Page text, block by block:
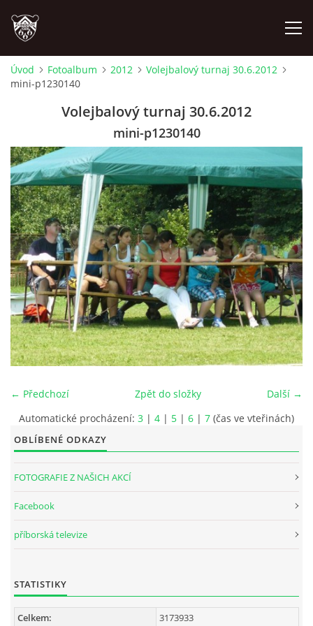
ÚVOD
PROBĚHLÉ AKCE
NOVINKY
FOTOALBUM
VIDEA
INTERNÍ SEKCE
Úvod Fotoalbum 2012
Volejbalový turnaj 30.6.2012
mini-p1230140
Volejbalový turnaj 30.6.2012
mini-p1230140
← Předchozí Další →
Zpět do složky
Automatické procházení: 3 | 4 | 5 | 6 | 7 (čas ve vteřinách)
OBLÍBENÉ ODKAZY
FOTOGRAFIE Z NAŠICH AKCÍ
Facebook
příborská televize
STATISTIKY
Celkem: 3173933